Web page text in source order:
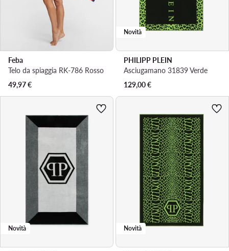
Feba
Telo da spiaggia RK-786 Rosso
49,97€
Novità
PHILIPP PLEIN
Asciugamano 31839 Verde
129,00€
Novità Novità